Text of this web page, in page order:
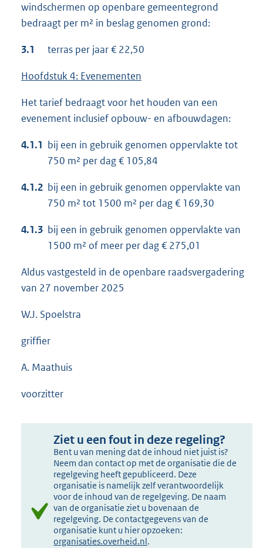
windschermen op openbare gemeentegrond
bedraagt per m² in beslag genomen grond:
3.1 terras per jaar € 22,50
Hoofdstuk 4: Evenementen
Het tarief bedraagt voor het houden van een
evenement inclusief opbouw- en afbouwdagen:
4.1.1 bij een in gebruik genomen oppervlakte tot
750 m² per dag € 105,84
4.1.2 bij een in gebruik genomen oppervlakte van
750 m² tot 1500 m² per dag € 169,30
4.1.3 bij een in gebruik genomen oppervlakte van
1500 m² of meer per dag € 275,01
Aldus vastgesteld in de openbare raadsvergadering
van 27 november 2025
W.J. Spoelstra
griffier
A. Maathuis
voorzitter
Ziet u een fout in deze regeling?
Bent u van mening dat de inhoud niet juist is?
Neem dan contact op met de organisatie die de
regelgeving heeft gepubliceerd. Deze
organisatie is namelijk zelf verantwoordelijk
voor de inhoud van de regelgeving. De naam
van de organisatie ziet u bovenaan de
regelgeving. De contactgegevens van de
organisatie kunt u hier opzoeken:
organisaties.overheid.nl.